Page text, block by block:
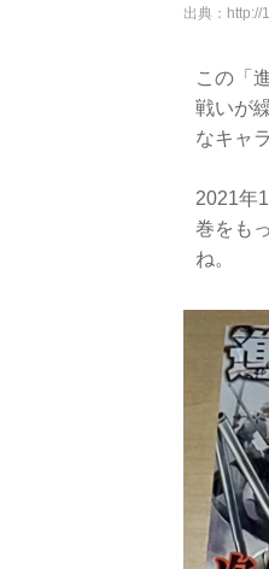
出典： http://
この「
戦いが
なキャ
2021年
巻をも
ね。